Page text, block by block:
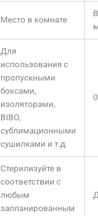
Место в комнате
Для
использования с
пропускными
боксами,
изоляторами,
BIBO,
сублимационными
сушилками и т.д.
Стерилизуйте в
соответствии с
любым
запланированным